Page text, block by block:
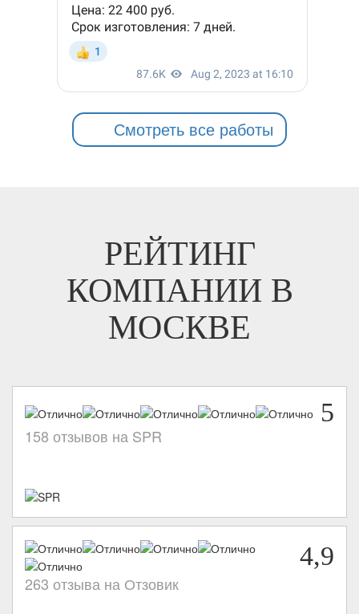
Смотреть все работы
РЕЙТИНГ
КОМПАНИИ В
МОСКВЕ
5
158 отзывов на SPR
4,9
263 отзыва на Отзовик